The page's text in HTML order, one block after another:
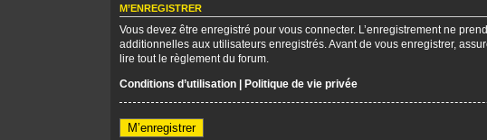
M’ENREGISTRER
Vous devez être enregistré pour vous connecter. L’enregistrement ne
additionnelles aux utilisateurs enregistrés. Avant de vous enregistrer,
lire tout le règlement du forum.
Conditions d’utilisation | Politique de vie privée
M’enregistrer